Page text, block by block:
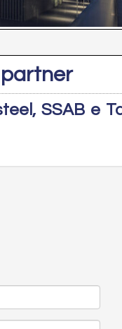
SSAB e